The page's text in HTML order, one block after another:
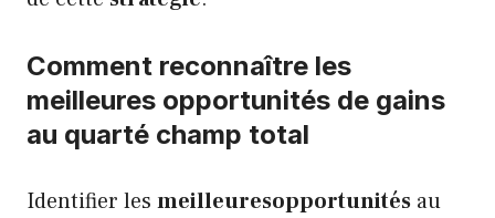
Comment reconnaître les
meilleures opportunités de gains
au quarté champ total
Identifier les meilleuresopportunités au